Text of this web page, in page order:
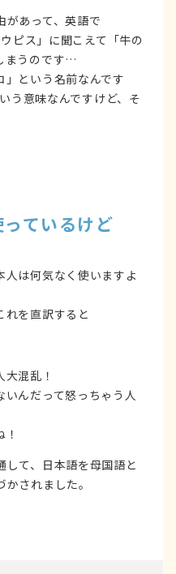
があって、英語で
ピス」に聞こえて「牛の
まうのです…
」という名前なんです
う意味なんですけど、そ
ているけど
人は何気なく使いますよ
れを直訳すると
混乱！
いんだって怒っちゃう人
して、日本語を母国語と
されました。